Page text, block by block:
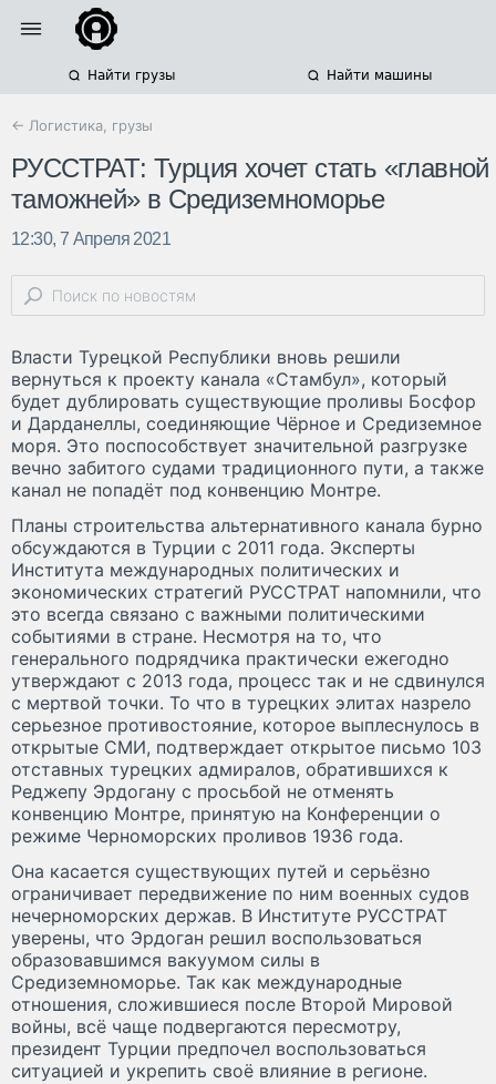
Найти грузы Найти машины
← Логистика, грузы
РУССТРАТ: Турция хочет стать «главной
таможней» в Cредиземноморье
12:30, 7 Апреля 2021
Власти Турецкой Республики вновь решили
вернуться к проекту канала «Стамбул», который
будет дублировать существующие проливы Босфор
и Дарданеллы, соединяющие Чёрное и Средиземное
моря. Это поспособствует значительной разгрузке
вечно забитого судами традиционного пути, а также
канал не попадёт под конвенцию Монтре.
Планы строительства альтернативного канала бурно
обсуждаются в Турции с 2011 года. Эксперты
Института международных политических и
экономических стратегий РУССТРАТ напомнили, что
это всегда связано с важными политическими
событиями в стране. Несмотря на то, что
генерального подрядчика практически ежегодно
утверждают с 2013 года, процесс так и не сдвинулся
с мертвой точки. То что в турецких элитах назрело
серьезное противостояние, которое выплеснулось в
открытые СМИ, подтверждает открытое письмо 103
отставных турецких адмиралов, обратившихся к
Реджепу Эрдогану с просьбой не отменять
конвенцию Монтре, принятую на Конференции о
режиме Черноморских проливов 1936 года.
Она касается существующих путей и серьёзно
ограничивает передвижение по ним военных судов
нечерноморских держав. В Институте РУССТРАТ
уверены, что Эрдоган решил воспользоваться
образовавшимся вакуумом силы в
Средиземноморье. Так как международные
отношения, сложившиеся после Второй Мировой
войны, всё чаще подвергаются пересмотру,
президент Турции предпочел воспользоваться
ситуацией и укрепить своё влияние в регионе.